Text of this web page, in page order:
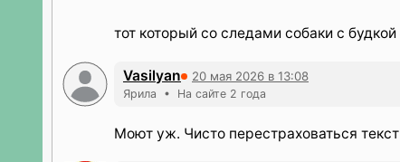
тот который со следами собаки с будкой
Vasilyan 20 мая 2026 в 13:08
Ярила • На сайте 2 года
Моют уж. Чисто перестраховаться текст